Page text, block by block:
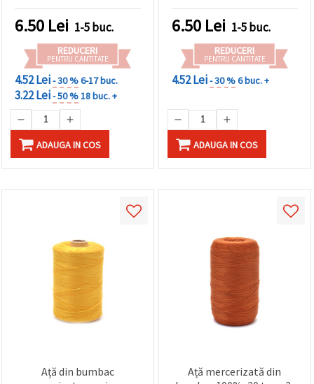
6.50 Lei 1-5 buc.
REDUCERI
PENTRU CANTITATE
4.52 Lei- 30 %6-17 buc.
3.22 Lei- 50 %18 buc. +
ADAUGA IN COS
6.50 Lei 1-5 buc.
REDUCERI
PENTRU CANTITATE
4.52 Lei- 30 %6 buc. +
ADAUGA IN COS
Ață din bumbac
Ață mercerizată din